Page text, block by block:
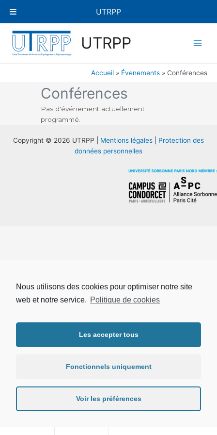
Nous utilisons des cookies pour optimiser notre site
web et notre service. Politique de cookies
Les accepter tous
Fonctionnels uniquement
Voir les préférences
contenu
UTRPP
Accueil Évenements Conférences
Conférences
Pas d'événement actuellement
programmé.
Copyright © 2026 UTRPP | Mentions légales
Protection des
données personnelles
UTRPP